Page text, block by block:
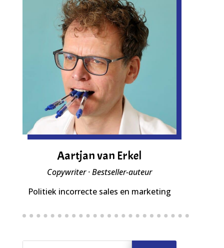
Aartjan van Erkel
Copywriter · Bestseller-auteur
Politiek incorrecte sales en marketing